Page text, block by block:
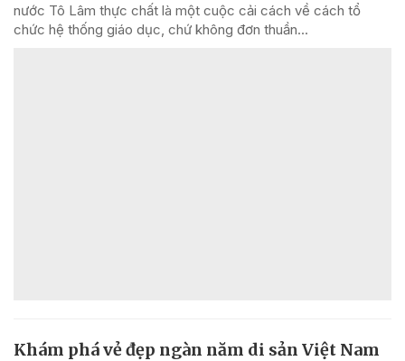
nước Tô Lâm thực chất là một cuộc cải cách về cách tổ
chức hệ thống giáo dục, chứ không đơn thuần...
Khám phá vẻ đẹp ngàn năm di sản Việt Nam